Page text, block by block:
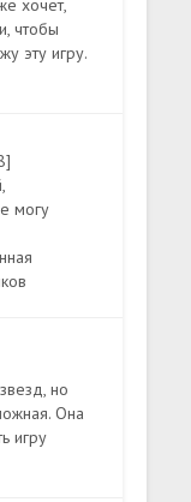
хочет,
чтобы
эту игру.
могу
но
Она
игру